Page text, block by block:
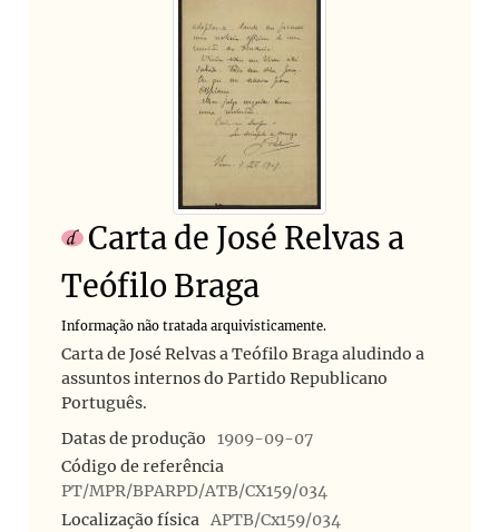
Carta de José Relvas a
Teófilo Braga
Informação não tratada arquivisticamente.
Carta de José Relvas a Teófilo Braga aludindo a
assuntos internos do Partido Republicano
Português.
Datas de produção
1909-09-07
Código de referência
PT/MPR/BPARPD/ATB/CX159/034
Localização física APTB/Cx159/034